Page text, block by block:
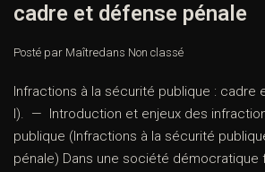
cadre et défense pénale
Posté par Maîtredans Non classé
Infractions à la sécurité publique : cadre
I). — Introduction et enjeux des
publique (Infractions à la sécurité
pénale) Dans une société démocratique